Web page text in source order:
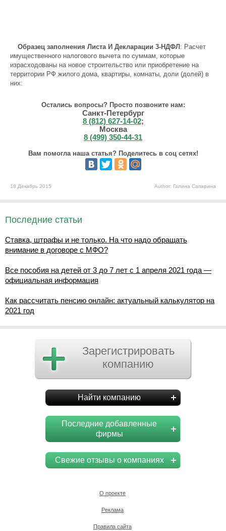
Образец заполнения Листа И Декларации 3-НДФЛ : Расчет
имущественного налогового вычета по суммам, которые
израсходованы на новое строительство или приобретение на
территории РФ жилого дома, квартиры, комнаты, доли (долей) в
них:
Остались вопросы? Просто позвоните нам:
Санкт-Петербург
8 (812) 627-14-02;
Москва
8 (499) 350-44-31
Вам помогла наша статья? Поделитесь в соц сетях!
18 Декабрь 2015 Author: Галина Сапарина
Последние статьи
Ставка, штрафы и не только. На что надо обращать
внимание в договоре с МФО?
Все пособия на детей от 3 до 7 лет с 1 апреля 2021 года —
официальная информация
Как рассчитать пенсию онлайн: актуальный калькулятор на
2021 год
Зарегистрировать
компанию
Найти компанию
Последние добавленные
фирмы
Свежие отзывы о компаниях
О проекте
Реклама
Правила сайта